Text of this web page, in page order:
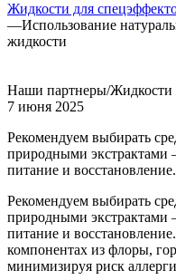
Жидкости для
—Использование
жидкости
Наши партнеры/Жидкости
7 июня 2025
Рекомендуем выбирать
природными экстрактами
питание и восстановление.
Рекомендуем выбирать
природными экстрактами
питание и
компонентах из флоры,
минимизируя риск